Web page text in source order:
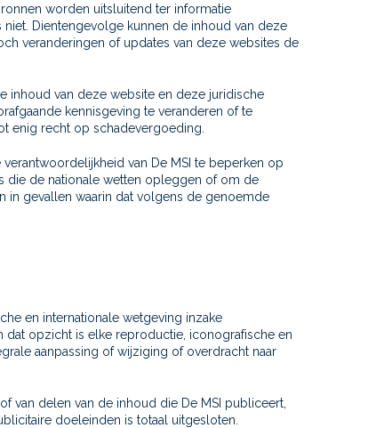
worden uitsluitend ter informatie
Dientengevolge kunnen de inhoud van deze
veranderingen of updates van deze websites de
inhoud van deze website en deze juridische
kennisgeving te veranderen of te
enig recht op schadevergoeding.
van De MSI te beperken op
die de nationale wetten opleggen of om de
in gevallen waarin dat volgens de genoemde
en internationale wetgeving inzake
dat opzicht is elke reproductie, iconografische en
aanpassing of wijziging of overdracht naar
van delen van de inhoud die De MSI publiceert,
doeleinden is totaal uitgesloten.